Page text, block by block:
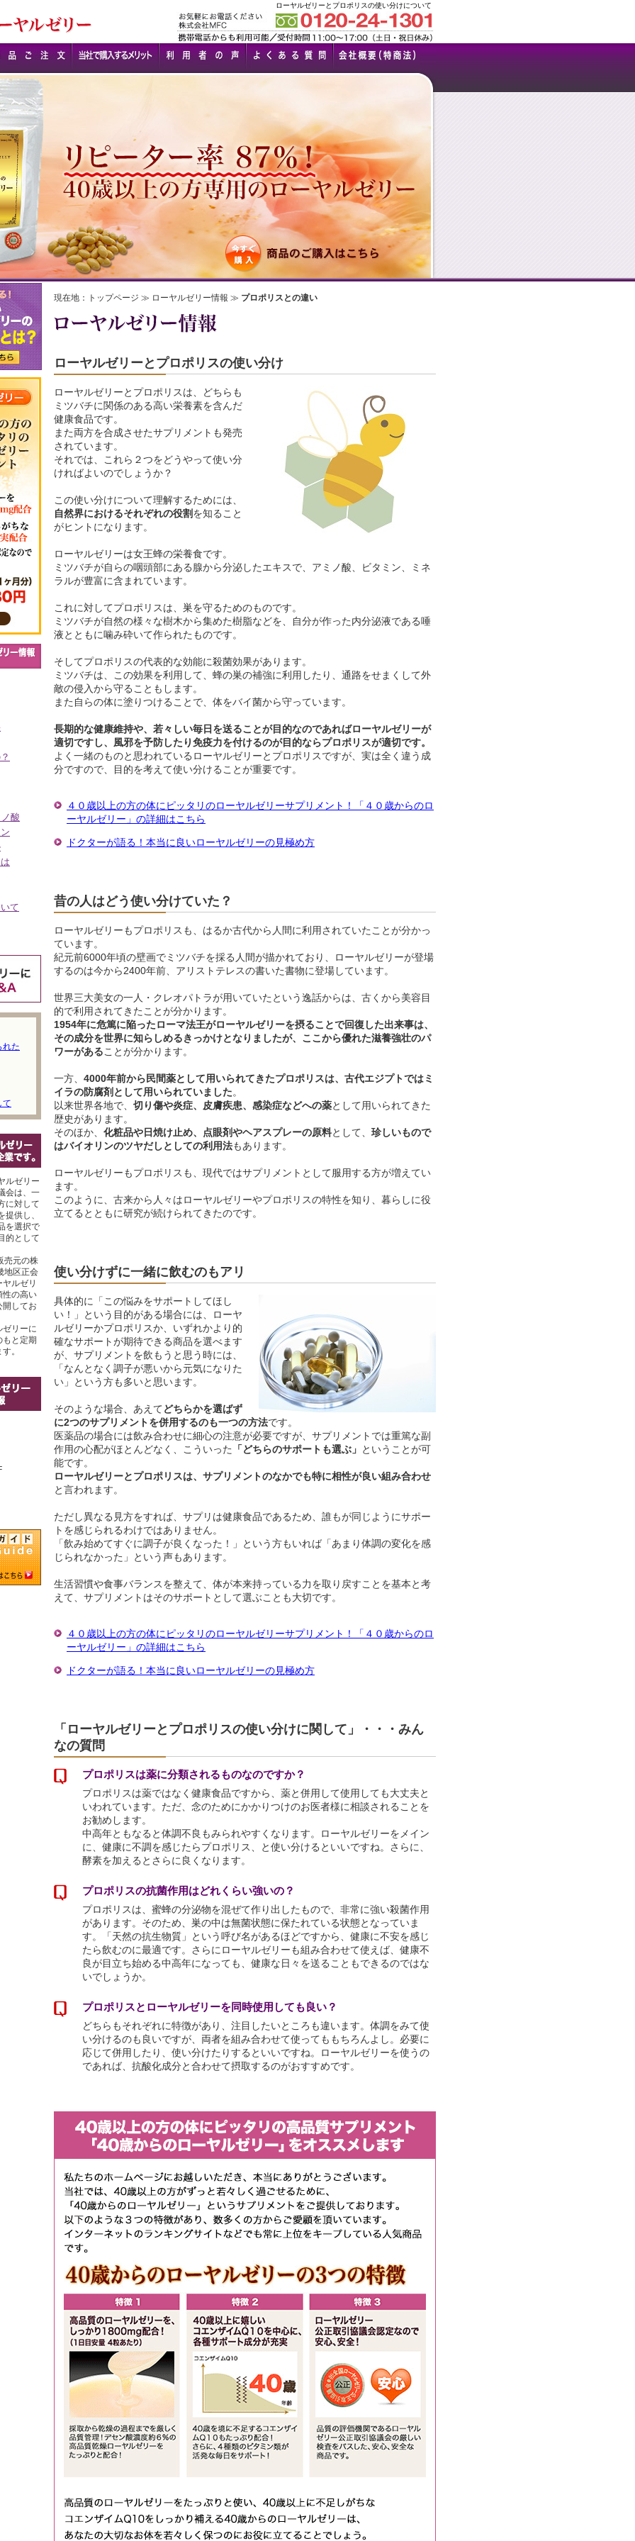
ローヤルゼリーとプロポリスの使い分けについて
ローヤルゼリーとプロポリスの使い分け
ローヤルゼリーとプロポリスは、どちらも
ミツバチに関係のある高い栄養素を含んだ
健康食品です。
また両方を合成させたサプリメントも発売
されています。
それでは、これら２つをどうやって使い分
ければよいのでしょうか？
この使い分けについて理解するためには、
自然界におけるそれぞれの役割を知ること
がヒントになります。
ローヤルゼリーは女王蜂の栄養食です。
ミツバチが自らの咽頭部にある腺から分泌したエキスで、アミノ酸、ビタミン、ミネ
ラルが豊富に含まれています。
これに対してプロポリスは、巣を守るためのものです。
ミツバチが自然の様々な樹木から集めた樹脂などを、自分が作った内分泌液である唾
液とともに噛み砕いて作られたものです。
そしてプロポリスの代表的な効能に殺菌効果があります。
ミツバチは、この効果を利用して、蜂の巣の補強に利用したり、通路をせまくして外
敵の侵入から守ることもします。
また自らの体に塗りつけることで、体をバイ菌から守っています。
長期的な健康維持や、若々しい毎日を送ることが目的なのであればローヤルゼリーが
適切ですし、風邪を予防したり免疫力を付けるのが目的ならプロポリスが適切です。
よく一緒のものと思われているローヤルゼリーとプロポリスですが、実は全く違う成
分ですので、目的を考えて使い分けることが重要です。
４０歳以上の方の体にピッタリのローヤルゼリーサプリメント！「４０歳からのロ
ーヤルゼリー」の詳細はこちら
ドクターが語る！本当に良いローヤルゼリーの見極め方
昔の人はどう使い分けていた？
ローヤルゼリーもプロポリスも、はるか古代から人間に利用されていたことが分かっ
ています。
紀元前6000年頃の壁画でミツバチを採る人間が描かれており、ローヤルゼリーが登場
するのは今から2400年前、アリストテレスの書いた書物に登場しています。
世界三大美女の一人・クレオパトラが用いていたという逸話からは、古くから美容目
的で利用されてきたことが分かります。
1954年に危篤に陥ったローマ法王がローヤルゼリーを摂ることで回復した出来事は、
その成分を世界に知らしめるきっかけとなりましたが、ここから優れた滋養強壮のパ
ワーがあることが分かります。
一方、 4000年前から民間薬として用いられてきたプロポリスは、古代エジプトではミ
イラの防腐剤として用いられていました。
以来世界各地で、 切り傷や炎症、皮膚疾患、感染症などへの薬として用いられてきた
歴史があります。
そのほか、 化粧品や日焼け止め、点眼剤やヘアスプレーの原料として、 珍しいもので
はバイオリンのツヤだしとしての利用法もあります。
ローヤルゼリーもプロポリスも、現代ではサプリメントとして服用する方が増えてい
ます。
このように、古来から人々はローヤルゼリーやプロポリスの特性を知り、暮らしに役
立てるとともに研究が続けられてきたのです。
使い分けずに一緒に飲むのもアリ
具体的に「この悩みをサポートしてほし
い！」という目的がある場合には、ローヤ
ルゼリーかプロポリスか、いずれかより的
確なサポートが期待できる商品を選べます
が、サプリメントを飲もうと思う時には、
「なんとなく調子が悪いから元気になりた
い」という方も多いと思います。
そのような場合、あえてどちらかを選ばず
に2つのサプリメントを併用するのも一つの方法です。
医薬品の場合には飲み合わせに細心の注意が必要ですが、サプリメントでは重篤な副
作用の心配がほとんどなく、こういった
「どちらのサポートも選ぶ」 ということが可
能です。
ローヤルゼリーとプロポリスは、サプリメントのなかでも特に相性が良い組み合わせ
と言われます。
ただし異なる見方をすれば、サプリは健康食品であるため、誰もが同じようにサポー
トを感じられるわけではありません。
「飲み始めてすぐに調子が良くなった！」という方もいれば「あまり体調の変化を感
じられなかった」という声もあります。
生活習慣や食事バランスを整えて、体が本来持っている力を取り戻すことを基本と考
えて、サプリメントはそのサポートとして選ぶことも大切です。
４０歳以上の方の体にピッタリのローヤルゼリーサプリメント！「４０歳からのロ
ーヤルゼリー」の詳細はこちら
ドクターが語る！本当に良いローヤルゼリーの見極め方
「ローヤルゼリーとプロポリスの使い分けに関して」・・・みん
なの質問
プロポリスは薬に分類されるものなのですか？
プロポリスは薬ではなく健康食品ですから、薬と併用して使用しても大丈夫と
いわれています。ただ、念のためにかかりつけのお医者様に相談されることを
お勧めします。
中高年ともなると体調不良もみられやすくなります。ローヤルゼリーをメイン
に、健康に不調を感じたらプロポリス、と使い分けるといいですね。さらに、
酵素を加えるとさらに良くなります。
プロポリスの抗菌作用はどれくらい強いの？
プロポリスは、蜜蜂の分泌物を混ぜて作り出したもので、非常に強い殺菌作用
があります。そのため、巣の中は無菌状態に保たれている状態となっていま
す。「天然の抗生物質」という呼び名があるほどですから、健康に不安を感じ
たら飲むのに最適です。さらにローヤルゼリーも組み合わせて使えば、健康不
良が目立ち始める中高年になっても、健康な日々を送ることもできるのではな
いでしょうか。
プロポリスとローヤルゼリーを同時使用しても良い？
どちらもそれぞれに特徴があり、注目したいところも違います。体調をみて使
い分けるのも良いですが、両者を組み合わせて使ってももちろんよし。必要に
応じて併用したり、使い分けたりするといいですね。ローヤルゼリーを使うの
であれば、抗酸化成分と合わせて摂取するのがおすすめです。
酸
て
れた
て
ルゼリー
会は、一
に対して
提供し、
を選択で
的として
売元の株
地区正会
ルゼリ
性の高い
開してお
ゼリーに
もと定期
。
現在地： トップページ ≫ ローヤルゼリー情報 ≫ プロポリスとの違い